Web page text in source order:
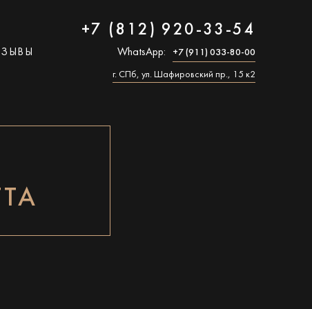
+7 (812) 920-33-54
WhatsApp: +7 (911) 033-80-00
г. СПб, ул. Шафировский пр., 15 к2